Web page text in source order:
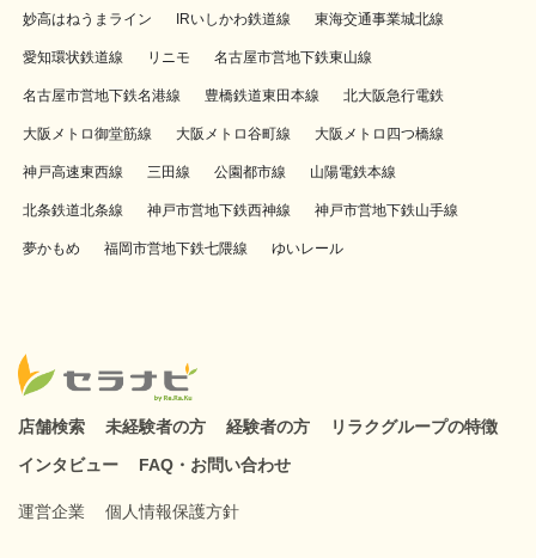
妙高はねうまライン IRいしかわ鉄道線 東海交通事業城北線
愛知環状鉄道線 リニモ 名古屋市営地下鉄東山線
名古屋市営地下鉄名港線 豊橋鉄道東田本線 北大阪急行電鉄
大阪メトロ御堂筋線 大阪メトロ谷町線 大阪メトロ四つ橋線
神戸高速東西線 三田線 公園都市線 山陽電鉄本線
北条鉄道北条線 神戸市営地下鉄西神線 神戸市営地下鉄山手線
夢かもめ 福岡市営地下鉄七隈線 ゆいレール
店舗検索 未経験者の方 経験者の方
リラクグループの特徴
インタビュー
FAQ・お問い合わせ
運営企業 個人情報保護方針